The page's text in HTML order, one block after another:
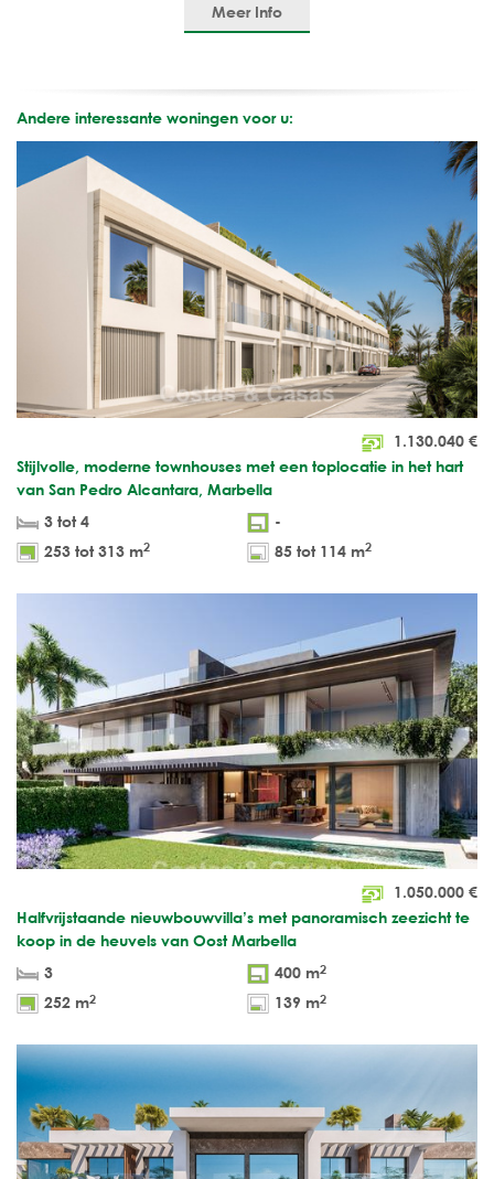
Meer Info
Andere interessante woningen voor u:
1.130.040 €
Stijlvolle, moderne townhouses met een toplocatie in het hart
van San Pedro Alcantara, Marbella
3 tot 4
-
253 tot 313 m2 85 tot 114 m2
1.050.000 €
Halfvrijstaande nieuwbouwvilla’s met panoramisch zeezicht te
koop in de heuvels van Oost Marbella
3
400 m2
252 m2 139 m2